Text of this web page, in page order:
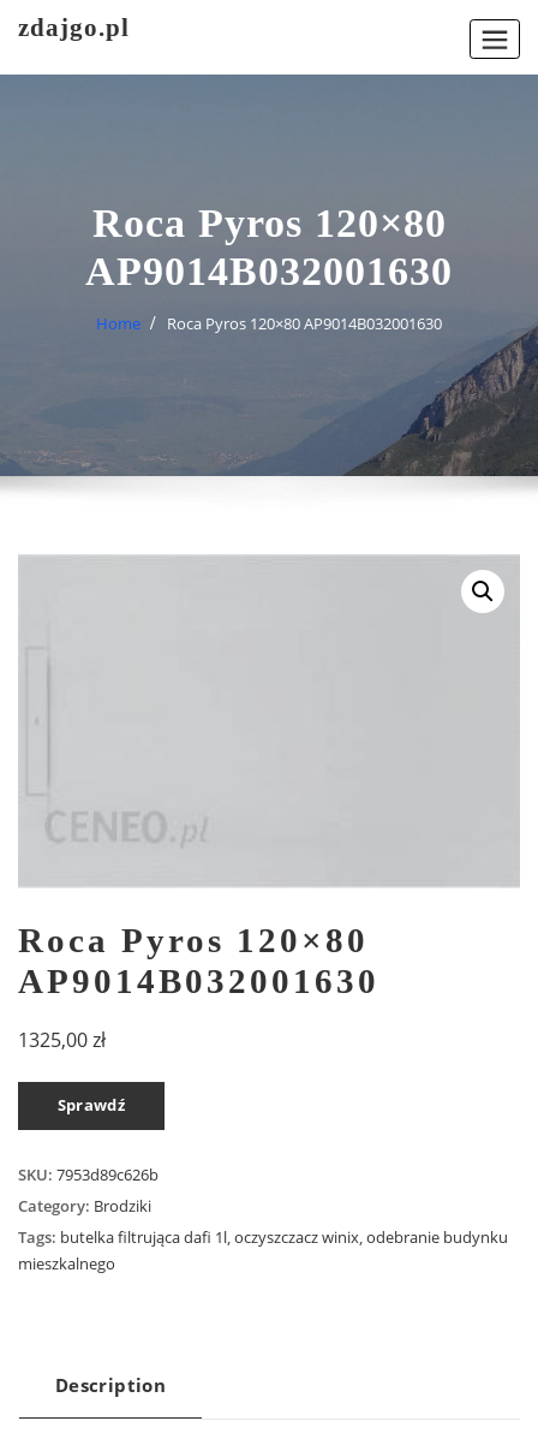
zdajgo.pl
Roca Pyros 120×80
AP9014B032001630
Home Roca Pyros 120×80 AP9014B032001630
Roca Pyros 120×80
AP9014B032001630
1325,00zł
Sprawdź
SKU: 7953d89c626b
Category: Brodziki
Tags: butelka filtrująca dafi 1l,oczyszczacz winix,odebranie budynku
mieszkalnego
Description